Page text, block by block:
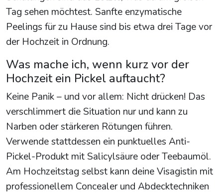
Tag sehen möchtest. Sanfte enzymatische
Peelings für zu Hause sind bis etwa drei Tage vor
der Hochzeit in Ordnung.
Was mache ich, wenn kurz vor der
Hochzeit ein Pickel auftaucht?
Keine Panik – und vor allem: Nicht drücken! Das
verschlimmert die Situation nur und kann zu
Narben oder stärkeren Rötungen führen.
Verwende stattdessen ein punktuelles Anti-
Pickel-Produkt mit Salicylsäure oder Teebaumöl.
Am Hochzeitstag selbst kann deine Visagistin mit
professionellem Concealer und Abdecktechniken